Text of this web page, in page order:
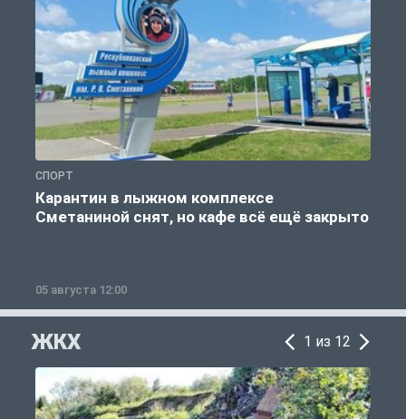
СПОРТ
Карантин в лыжном комплексе
Сметаниной снят, но кафе всё ещё закрыто
05 августа 12:00
ЖКХ 1 из 12